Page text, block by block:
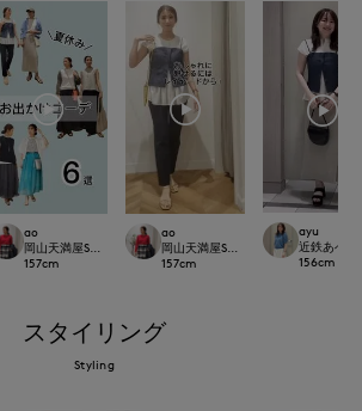
ao
岡山天満屋SUPERIORCLOSET
157cm
ao
岡山天満屋SUPERIORCLOSET
157cm
ayu
近鉄あべの
156cm
スタイリング
Styling